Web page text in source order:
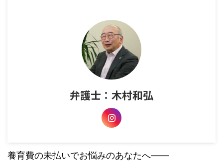
弁護士：木村和弘
養育費の未払いでお悩みのあなたへ――